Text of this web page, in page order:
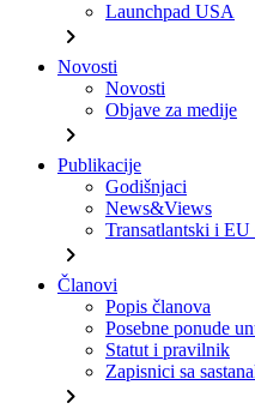
Launchpad USA
chevron_right
Novosti
Novosti
Objave za medije
chevron_right
Publikacije
Godišnjaci
News&Views
Transatlantski i EU
chevron_right
Članovi
Popis članova
Posebne ponude
Statut i pravilnik
Zapisnici sa
chevron_right